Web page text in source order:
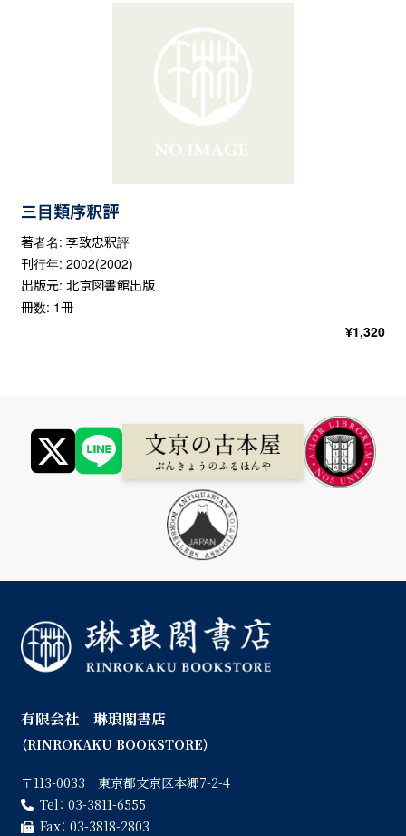
三目類序釈評
著者名: 李致忠釈評
刊行年: 2002(2002)
出版元: 北京図書館出版
冊数: 1冊
¥1,320
有限会社 琳琅閣書店
（RINROKAKU BOOKSTORE）
〒113-0033 東京都文京区本郷7-2-4
Tel： 03-3811-6555
Fax： 03-3818-2803